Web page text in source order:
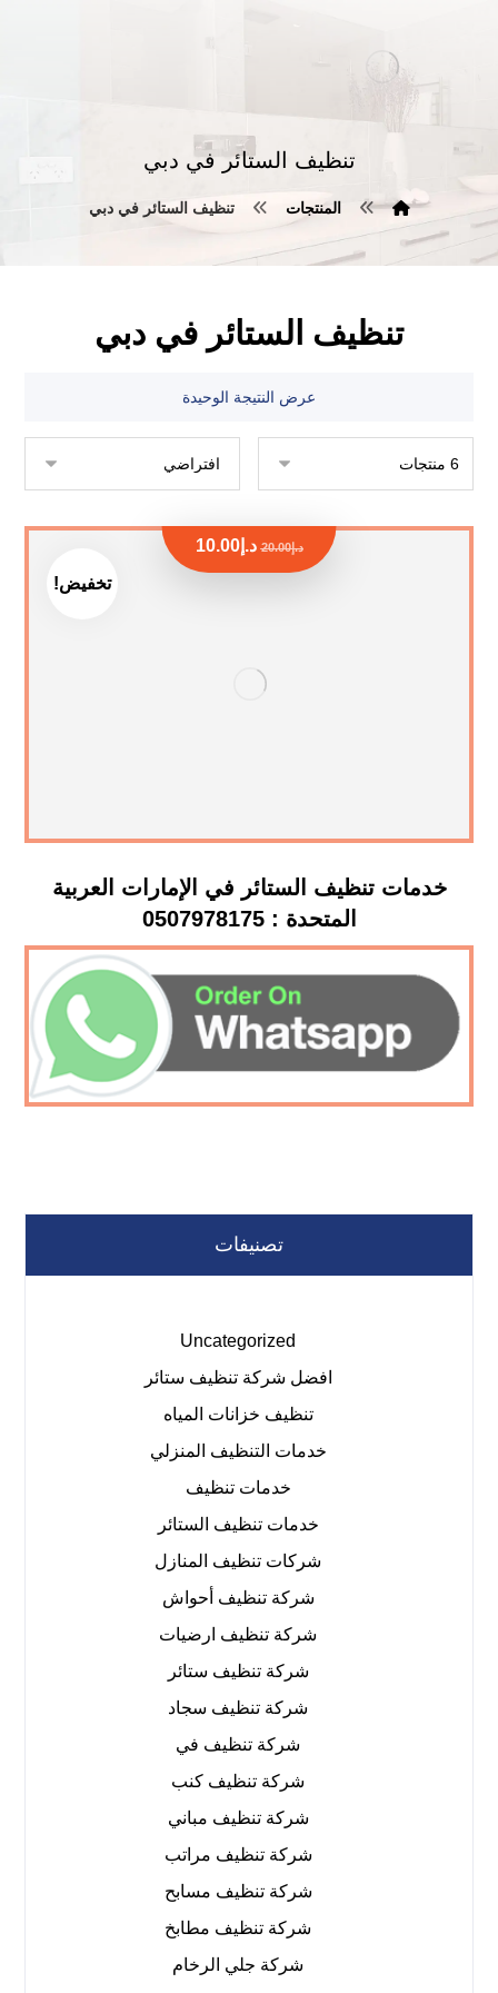
تنظيف الستائر في دبي
المنتجات تنظيف الستائر في دبي
تنظيف الستائر في دبي
عرض النتيجة الوحيدة
تخفيض!
خدمات تنظيف الستائر في الإمارات العربية
المتحدة : 0507978175
د.إ20.00 د.إ10.00
تصنيفات
Uncategorized
افضل شركة تنظيف ستائر
تنظيف خزانات المياه
خدمات التنظيف المنزلي
خدمات تنظيف
خدمات تنظيف الستائر
شركات تنظيف المنازل
شركة تنظيف أحواش
شركة تنظيف ارضيات
شركة تنظيف ستائر
شركة تنظيف سجاد
شركة تنظيف في
شركة تنظيف كنب
شركة تنظيف مباني
شركة تنظيف مراتب
شركة تنظيف مسابح
شركة تنظيف مطابخ
شركة جلي الرخام